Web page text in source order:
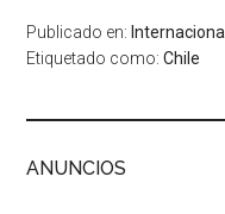
Publicado en: Internacional
Etiquetado como:Chile
ANUNCIOS